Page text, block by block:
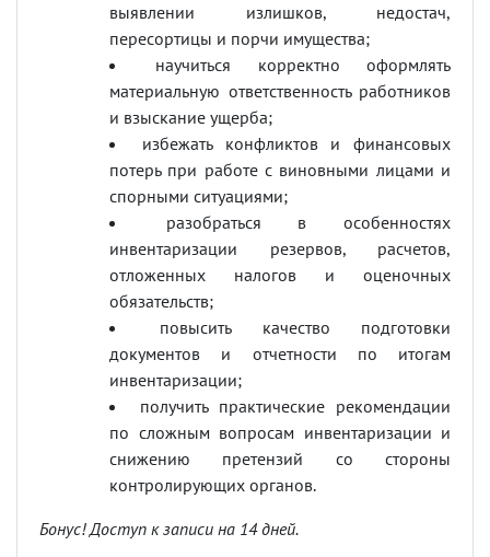
выявлении излишков, недостач,
пересортицы и порчи имущества;
научиться корректно оформлять
материальную ответственность работников
и взыскание ущерба;
избежать конфликтов и финансовых
потерь при работе с виновными лицами и
спорными ситуациями;
разобраться в особенностях
инвентаризации резервов, расчетов,
отложенных налогов и оценочных
обязательств;
повысить качество подготовки
документов и отчетности по итогам
инвентаризации;
получить практические рекомендации
по сложным вопросам инвентаризации и
снижению претензий со стороны
контролирующих органов.
Бонус! Доступ к записи на 14 дней.